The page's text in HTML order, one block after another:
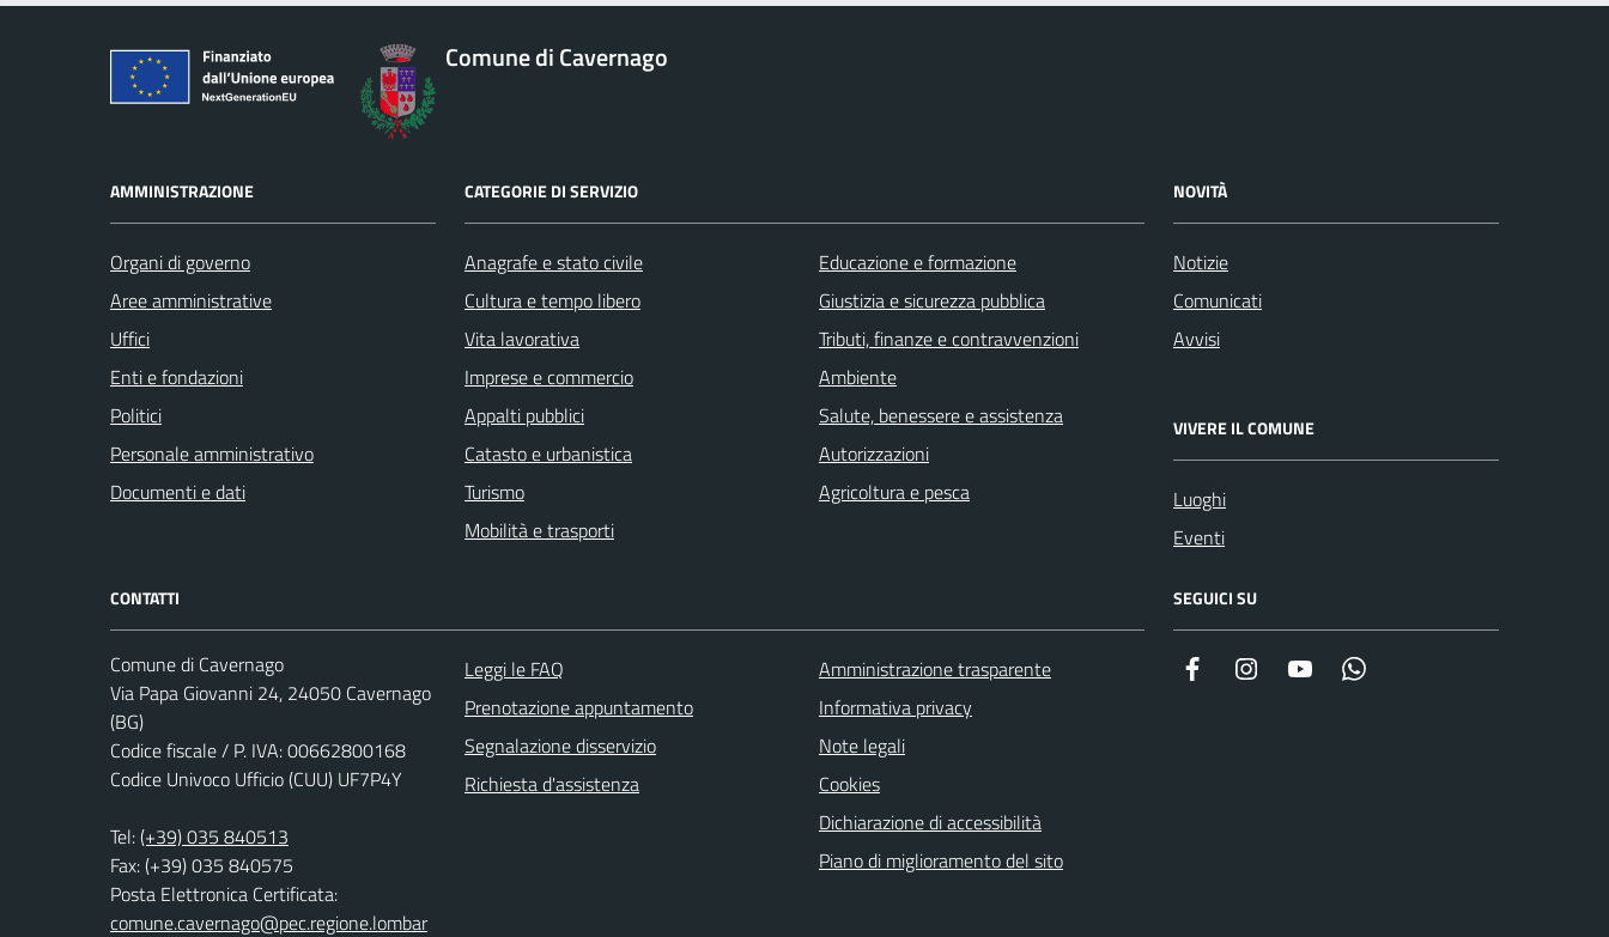
Comune di Cavernago
AMMINISTRAZIONE
Organi di governo
Aree amministrative
Uffici
Enti e fondazioni
Politici
Personale amministrativo
Documenti e dati
CATEGORIE DI SERVIZIO
Anagrafe e stato civile
Cultura e tempo libero
Vita lavorativa
Imprese e commercio
Appalti pubblici
Catasto e urbanistica
Turismo
Mobilità e trasporti
Educazione e formazione
Giustizia e sicurezza pubblica
Tributi, finanze e contravvenzioni
Ambiente
Salute, benessere e assistenza
Autorizzazioni
Agricoltura e pesca
NOVITÀ
Notizie
Comunicati
Avvisi
VIVERE IL COMUNE
Luoghi
Eventi
CONTATTI
Comune di Cavernago
Via Papa Giovanni 24, 24050 Cavernago
(BG)
Codice fiscale / P. IVA: 00662800168
Codice Univoco Ufficio (CUU) UF7P4Y
Tel:(+39) 035 840513
Fax: (+39) 035 840575
Posta Elettronica Certificata:
comune.cavernago@pec.regione.lombar
Leggi le FAQ
Prenotazione appuntamento
Segnalazione disservizio
Richiesta d'assistenza
Amministrazione trasparente
Informativa privacy
Note legali
Cookies
Dichiarazione di accessibilità
Piano di miglioramento del sito
SEGUICI SU
Facebook InstagramYouTube